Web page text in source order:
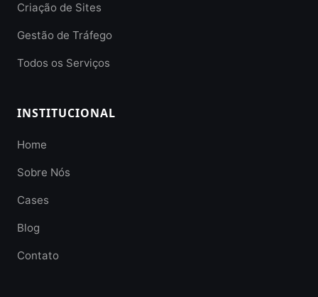
Criação de Sites
Gestão de Tráfego
Todos os Serviços
INSTITUCIONAL
Home
Sobre Nós
Cases
Blog
Contato